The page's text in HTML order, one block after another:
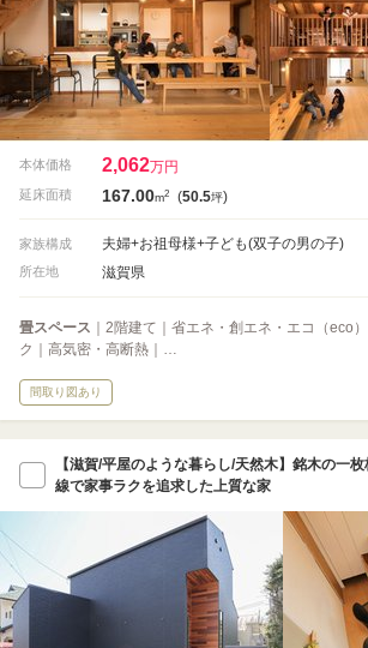
本体価格 2,062万円
延床面積 167.00m2 (50.5坪)
家族構成 夫婦+お祖母様+子ども(双子の男の子)
所在地 滋賀県
畳スペース ｜2階建て｜省エネ・創エネ・エコ（eco
ク｜高気密・高断熱｜…
間取り図あり
【滋賀/平屋のような暮らし/天然木】銘木の一
線で家事ラクを追求した上質な家